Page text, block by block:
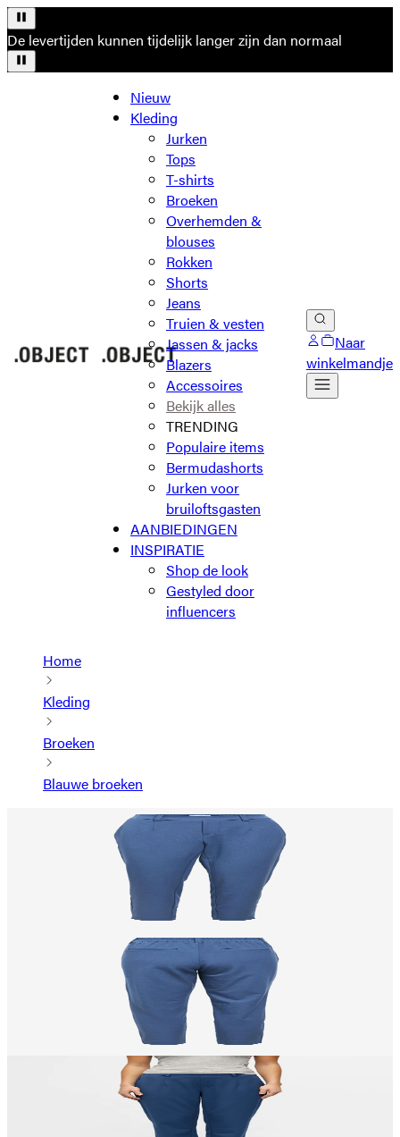
De levertijden kunnen tijdelijk langer zijn dan normaal
Nieuw
Kleding
Jurken
Tops
T-shirts
Broeken
Overhemden &
blouses
Rokken
Shorts
Jeans
Truien & vesten
Jassen & jacks
Blazers
Accessoires
Bekijk alles
TRENDING
Populaire items
Bermudashorts
Jurken voor
bruiloftsgasten
AANBIEDINGEN
INSPIRATIE
Shop de look
Gestyled door
influencers
Naar
winkelmandje
Home
Kleding
Broeken
Blauwe broeken